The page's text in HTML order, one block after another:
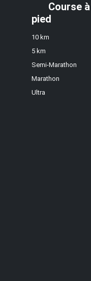
Course à
pied
10 km
5 km
Semi-Marathon
Marathon
Ultra